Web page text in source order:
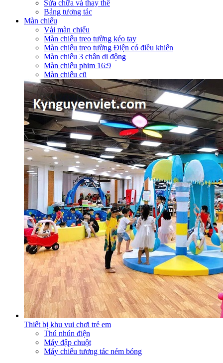
Sửa chữa và thay thế
Bảng tương tác
Màn chiếu
Vải màn chiếu
Màn chiếu treo tường kéo tay
Màn chiếu treo tường Điện có điều khiển
Màn chiếu 3 chân di động
Màn chiếu phim 16:9
Màn chiếu cũ
Thiết bị khu vui chơi trẻ em
Thú nhún điện
Máy đập chuột
Máy chiếu tương tác ném bóng